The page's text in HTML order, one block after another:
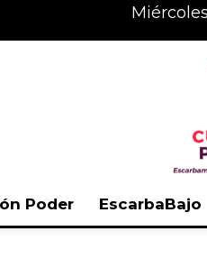
Poder EscarbaBajo